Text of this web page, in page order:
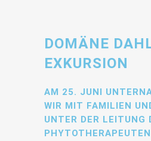
DOMÄNE
EXKURSION
AM 25. JUNI
WIR MIT FAMILIEN
UNTER DER LEITUNG